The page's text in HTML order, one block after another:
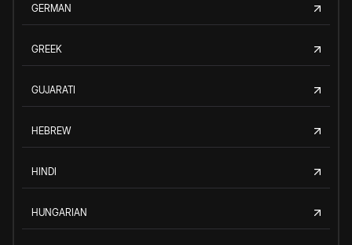
GERMAN
GREEK
GUJARATI
HEBREW
HINDI
HUNGARIAN